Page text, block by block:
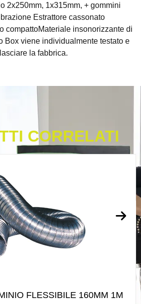
2x250mm, 1x315mm, + gommini
Estrattore cassonato
compattoMateriale insonorizzante di
Box viene individualmente testato e
la fabbrica.
CORRELATI
FLESSIBILE 160MM 1M